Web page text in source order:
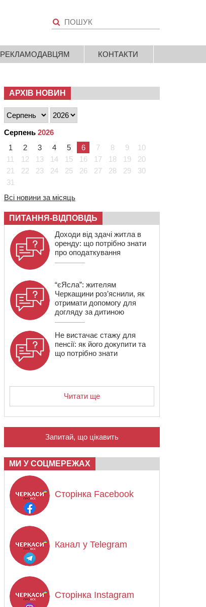
РЕКЛАМОДАВЦЯМ КОНТАКТИ
АРХІВ НОВИН
Серпень 2026
1
2 3 4 5 6 7 8 9
10
11
12 13 14 15 16 17 18 19
20
21
22 23 24 25 26 27 28 29
30
31
Всі новини за місяць
ПИТАННЯ-ВІДПОВІДЬ
Доходи від здачі житла в
оренду: що потрібно знати
про оподаткування
“єЯсла”: жителям
Черкащини роз’яснили, як
отримати допомогу для
догляду за дитиною
Не вистачає стажу для
пенсії: як його докупити та
що потрібно знати
Читати ще
Запитай, що цікавить
МИ У СОЦМЕРЕЖАХ
Сторінка Facebook
Канал у Telegram
Сторінка Instagram